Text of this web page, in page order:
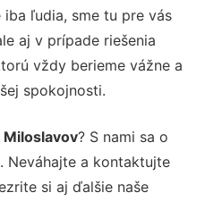
iba ľudia, sme tu pre vás
aj v prípade riešenia
vždy berieme vážne a
spokojnosti.
? S nami sa o
Neváhajte a kontaktujte
si aj ďalšie naše